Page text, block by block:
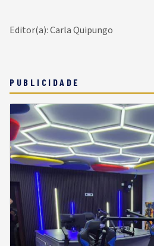
Editor(a): Carla Quipungo
PUBLICIDADE